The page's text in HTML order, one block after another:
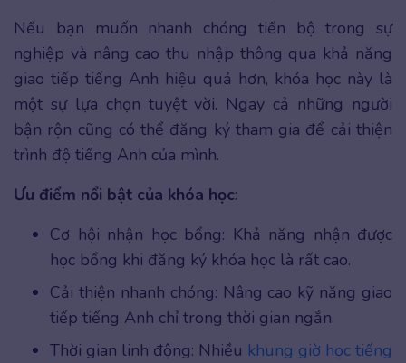
Nếu bạn muốn nhanh chóng tiến bộ trong sự
nghiệp và nâng cao thu nhập thông qua khả năng
giao tiếp tiếng Anh hiệu quả hơn, khóa học này là
một sự lựa chọn tuyệt vời. Ngay cả những người
bận rộn cũng có thể đăng ký tham gia để cải thiện
trình độ tiếng Anh của mình.
Ưu điểm nổi bật của khóa học:
Cơ hội nhận học bổng: Khả năng nhận được
học bổng khi đăng ký khóa học là rất cao.
Cải thiện nhanh chóng: Nâng cao kỹ năng giao
tiếp tiếng Anh chỉ trong thời gian ngắn.
Thời gian linh động: Nhiều khung giờ học tiếng